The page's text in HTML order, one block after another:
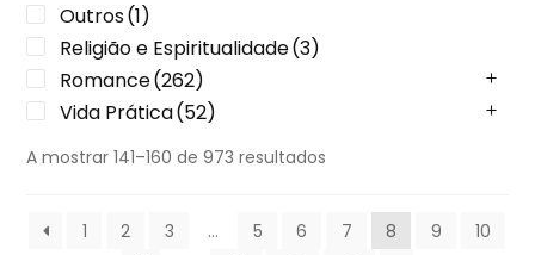
Outros(1)
Religião e Espiritualidade(3)
Romance(262)
Vida Prática(52)
A mostrar 141–160 de 973 resultados
1 2 3 … 5 6 7 8 9
10